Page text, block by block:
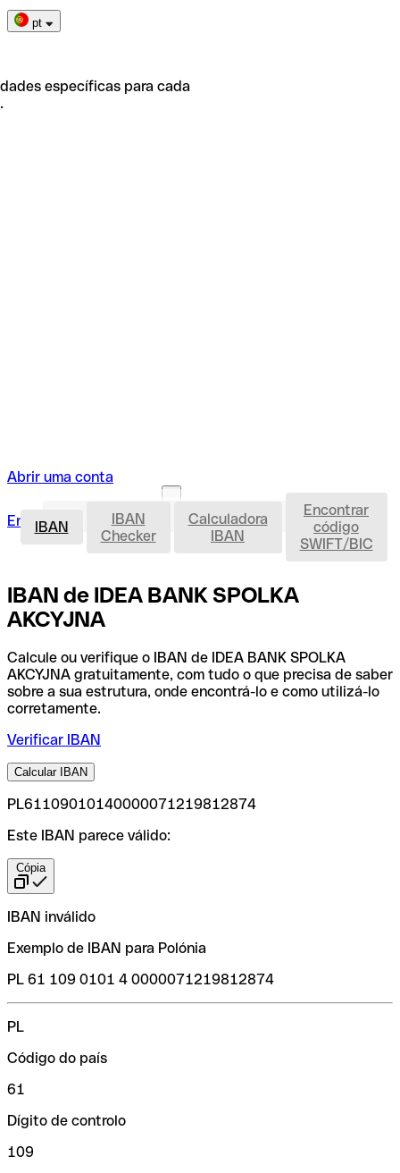
pt
específicas para cada
Abrir uma conta
Entrar Abrir uma conta IBAN
IBAN
IBAN
Checker
Calculadora
IBAN
Encontrar
código
SWIFT/BIC
IBAN de IDEA BANK SPOLKA
AKCYJNA
Calcule ou verifique o IBAN de IDEA BANK SPOLKA
AKCYJNA gratuitamente, com tudo o que precisa de saber
sobre a sua estrutura, onde encontrá-lo e como utilizá-lo
corretamente.
Verificar IBAN
Calcular IBAN
PL61109010140000071219812874
Este IBAN parece válido:
Cópia
IBAN inválido
Exemplo de IBAN para Polónia
PL 61 109 0101 4 0000071219812874
PL
Código do país
61
Dígito de controlo
109